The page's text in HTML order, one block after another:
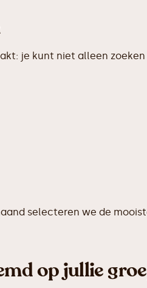
je kunt niet alleen
selecteren we de
op jullie